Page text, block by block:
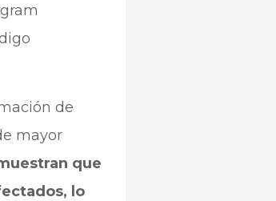
de
mayor
que
lo